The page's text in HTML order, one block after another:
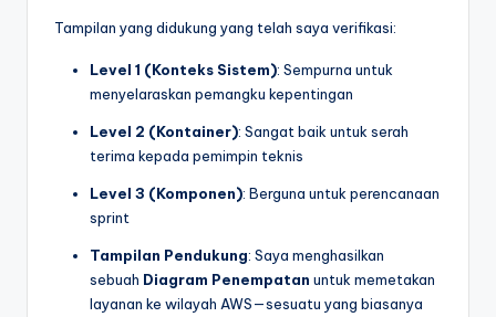
Tampilan yang didukung yang telah saya verifikasi:
Level 1 (Konteks Sistem): Sempurna untuk
menyelaraskan pemangku kepentingan
Level 2 (Kontainer): Sangat baik untuk serah
terima kepada pemimpin teknis
Level 3 (Komponen): Berguna untuk perencanaan
sprint
Tampilan Pendukung: Saya menghasilkan
sebuah Diagram Penempatan untuk memetakan
layanan ke wilayah AWS—sesuatu yang biasanya